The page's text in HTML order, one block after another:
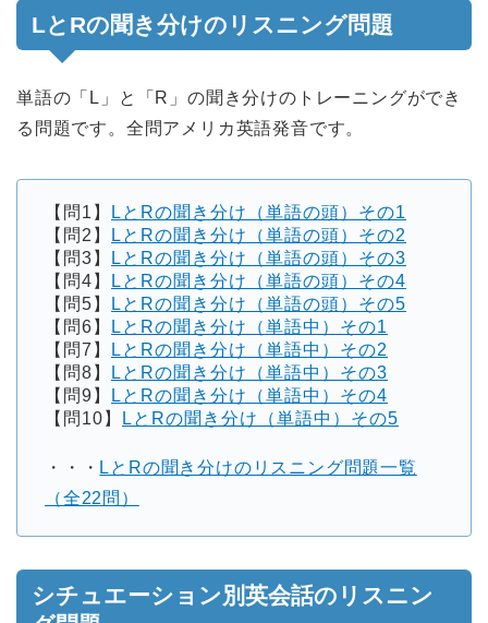
LとRの聞き分けのリスニング問題
単語の「L」と「R」の聞き分けのトレーニングができ
る問題です。全問アメリカ英語発音です。
【問1】
LとRの聞き分け（単語の頭）その1
【問2】
LとRの聞き分け（単語の頭）その2
【問3】
LとRの聞き分け（単語の頭）その3
【問4】
LとRの聞き分け（単語の頭）その4
【問5】
LとRの聞き分け（単語の頭）その5
【問6】
LとRの聞き分け（単語中）その1
【問7】
LとRの聞き分け（単語中）その2
【問8】
LとRの聞き分け（単語中）その3
【問9】
LとRの聞き分け（単語中）その4
【問10】
LとRの聞き分け（単語中）その5
・・・ LとRの聞き分けのリスニング問題一覧
（全22問）
シチュエーション別英会話のリスニン